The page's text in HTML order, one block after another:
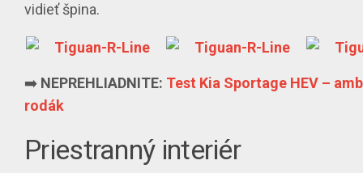
vidieť špina.
➡️ NEPREHLIADNITE: Test Kia Sportage HEV –
rodák
Priestranný interiér